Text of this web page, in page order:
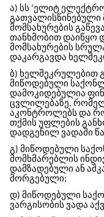
ა) სს ‘ელიტ
გათვალისწინებული
მომსახურების
თანხმობით დაიწყო
მომსახურების
დაკარგავდა
ბ) ხელშეკრულებით
მიწოდებული
დამოკიდებულია
ცვლილებაზე,
აკონტროლებს და
თქმის უფლების
დადგენილ ვადაში
გ) მიწოდებული
მომხმარებლის
დამზადებული ან
მორგებული;
დ) მიწოდებული
ვარგისობის ვადა